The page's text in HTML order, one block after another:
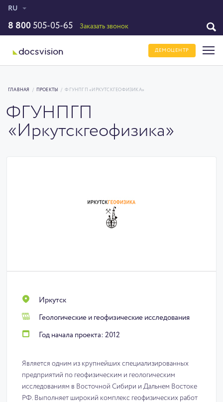
RU
8 800 505-05-65 Заказать звонок
ДЕМОЦЕНТР
ГЛАВНАЯ / ПРОЕКТЫ / ФГУНПГП «ИРКУТСКГЕОФИЗИКА»
ФГУНПГП
«Иркутскгеофизика»
Иркутск
Геологические и геофизические исследования
Год начала проекта: 2012
Является одним из крупнейших специализированных
предприятий по геофизическим и геологическим
исследованиям в Восточной Сибири и Дальнем Востоке
РФ. Выполняет широкий комплекс геофизических работ